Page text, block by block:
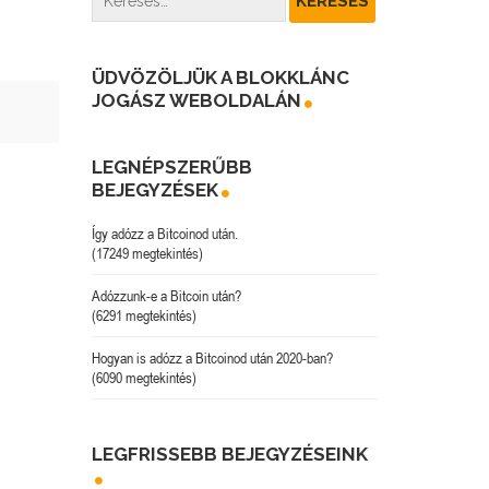
ÜDVÖZÖLJÜK A BLOKKLÁNC
JOGÁSZ WEBOLDALÁN
LEGNÉPSZERŰBB
BEJEGYZÉSEK
Így adózz a Bitcoinod után.
(17249 megtekintés)
Adózzunk-e a Bitcoin után?
(6291 megtekintés)
Hogyan is adózz a Bitcoinod után 2020-ban?
(6090 megtekintés)
LEGFRISSEBB BEJEGYZÉSEINK